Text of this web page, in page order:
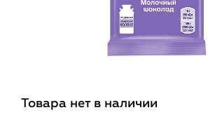
Товара нет в наличии